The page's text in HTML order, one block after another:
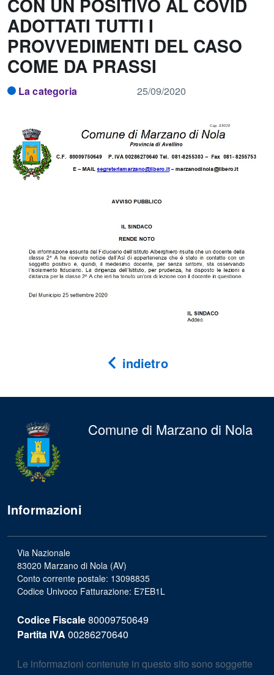
CON UN POSITIVO AL COVID
ADOTTATI TUTTI I
PROVVEDIMENTI DEL CASO
COME DA PRASSI
La categoria 25/09/2020
indietro
Comune di Marzano di Nola
Informazioni
Via Nazionale
83020 Marzano di Nola (AV)
Conto corrente postale: 13098835
Codice Univoco Fatturazione: E7EB1L
Codice Fiscale80009750649
Partita IVA 00286270640
Le informazioni contenute in questo sito sono soggette